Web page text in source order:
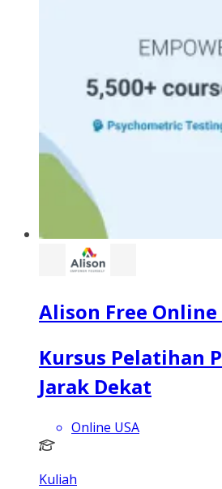
Alison Free
Kursus Pelatihan
Jarak Dekat
Online USA
Kuliah